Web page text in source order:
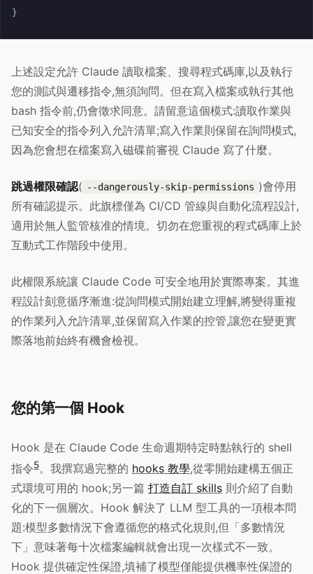
}
上述設定允許 Claude 讀取檔案、搜尋程式碼庫,以及執行
您的測試與遷移指令,無須詢問。但在寫入檔案或執行其他
bash 指令前,仍會徵求同意。請留意這個模式:讀取作業與
已知安全的指令列入允許清單;寫入作業則保留在詢問模式,
因為您會想在檔案寫入磁碟前審視 Claude 寫了什麼。
跳過權限確認( --dangerously-skip-permissions )會停用
所有確認提示。此旗標僅為 CI/CD 管線與自動化流程設計,
適用於無人監管核准的情境。切勿在您重視的程式碼庫上於
互動式工作階段中使用。
此權限系統讓 Claude Code 可安全地用於實際專案。其進
程設計刻意循序漸進:從詢問模式開始建立理解,將變得重複
的作業列入允許清單,並保留寫入作業的控管,讓您在變更實
際落地前始終有機會檢視。
您的第一個 Hook
Hook 是在 Claude Code 生命週期特定時點執行的 shell
指令5。我撰寫過完整的 hooks 教學,從零開始建構五個正
式環境可用的 hook;另一篇 打造自訂 skills 則介紹了自動
化的下一個層次。Hook 解決了 LLM 型工具的一項根本問
題:模型多數情況下會遵循您的格式化規則,但「多數情況
下」意味著每十次檔案編輯就會出現一次樣式不一致。
Hook 提供確定性保證,填補了模型僅能提供機率性保證的